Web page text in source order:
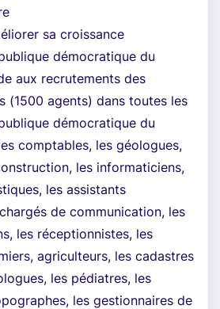
sa croissance
démocratique du
aux recrutements des
(1500 agents) dans toutes les
démocratique du
comptables, les géologues,
les informaticiens,
les assistants
de communication, les
les réceptionnistes, les
agriculteurs, les cadastres
les pédiatres, les
les gestionnaires de